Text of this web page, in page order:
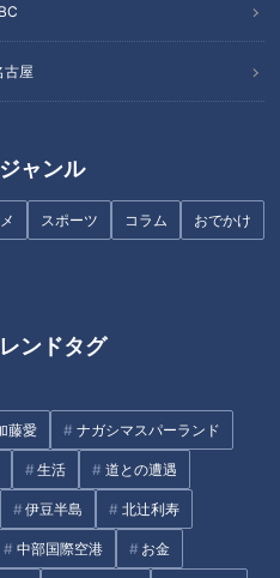
古屋
ジャンル
スポーツ コラム おでかけ
レンドタグ
藤愛 ナガシマスパーランド
生活 道との遭遇
伊豆半島 北辻利寿
中部国際空港 お金
に戻る
岐阜県高山市の愛されフード
けおあげの超！時短料理 アレ
ンジで広がる家庭の味